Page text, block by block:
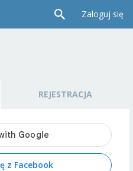
Zaloguj się
REJESTRACJA
z Facebook